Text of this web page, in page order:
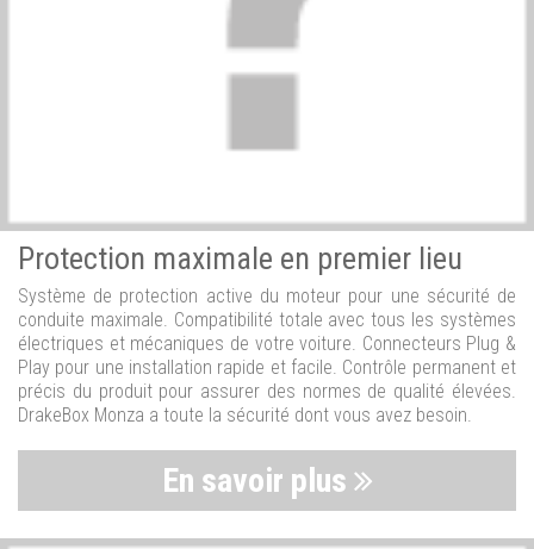
Protection maximale en premier lieu
Système de protection active du moteur pour une sécurité de
conduite maximale. Compatibilité totale avec tous les systèmes
électriques et mécaniques de votre voiture. Connecteurs Plug &
Play pour une installation rapide et facile. Contrôle permanent et
précis du produit pour assurer des normes de qualité élevées.
DrakeBox Monza a toute la sécurité dont vous avez besoin.
En savoir plus